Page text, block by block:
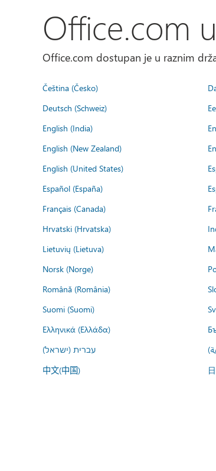
Office.com
Office.com dostupan je u raznim
Čeština (Česko)
Deutsch (Schweiz)
English (India)
English (New Zealand)
English (United States)
Español (España)
Français (Canada)
Hrvatski (Hrvatska)
Lietuvių (Lietuva)
Norsk (Norge)
Română (România)
Suomi (Suomi)
Ελληνικά (Ελλάδα)
עברית (ישראל)
中文(中国)